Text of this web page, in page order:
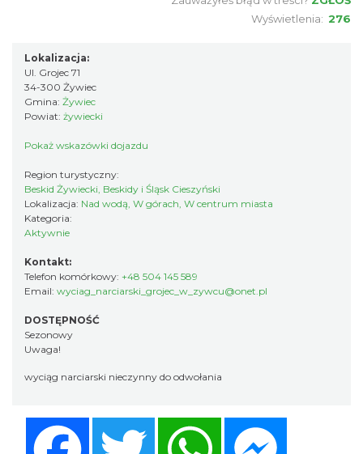
Wyświetlenia: 276
Lokalizacja:
Ul. Grojec 71
34-300 Żywiec
Gmina: Żywiec
Powiat: żywiecki
Pokaż wskazówki dojazdu
Region turystyczny:
Beskid Żywiecki, Beskidy i Śląsk Cieszyński
Lokalizacja: Nad wodą, W górach, W centrum miasta
Kategoria:
Aktywnie
Kontakt:
Telefon komórkowy: +48 504 145 589
Email: wyciag_narciarski_grojec_w_zywcu@onet.pl
DOSTĘPNOŚĆ
Sezonowy
Uwaga!
wyciąg narciarski nieczynny do odwołania
Twitter WhatsApp